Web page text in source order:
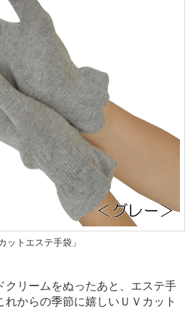
ットエステ手袋」
クリームをぬったあと、エステ手
からの季節に嬉しいＵＶカット